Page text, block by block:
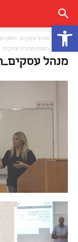
פתח סרגל
מנהל עסקים,
עסקים_הצגת תכנית עסקית
מנהל